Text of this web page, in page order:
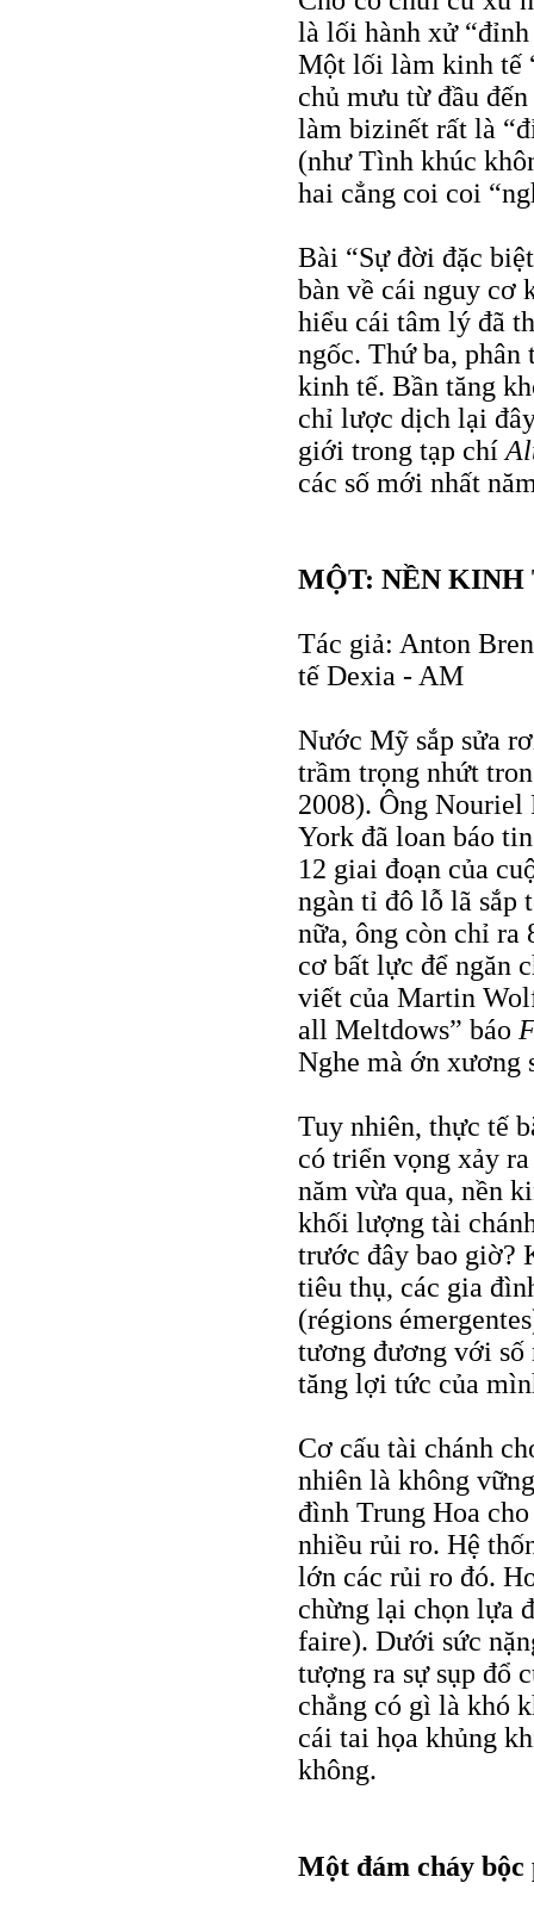
là lối hành xử
Một lối làm kinh tế
chủ mưu từ đầu
làm bizinết rất là
(như Tình khúc
hai cẳng coi coi
Bài “Sự đời đặc
bàn về cái nguy cơ
hiểu cái tâm lý đã
ngốc. Thứ ba,
kinh tế. Bần tăng
chỉ lược dịch lại
giới trong tạp chí
các số mới nhất
MỘT: NỀN KINH
Tác giả: Anton
tế Dexia - AM
Nước Mỹ sắp sửa
trầm trọng nhứt
2008). Ông
York đã loan báo
12 giai đoạn của
ngàn tỉ đô lỗ lã sắp
nữa, ông còn chỉ
cơ bất lực để ngăn
viết của Martin
all Meltdows” báo
Nghe mà ớn xương
Tuy nhiên, thực tế
có triển vọng xảy
năm vừa qua, nền
khối lượng tài
trước đây bao giờ?
tiêu thụ, các gia
(régions
tương đương với số
tăng lợi tức của
Cơ cấu tài chánh
nhiên là không
đình Trung Hoa
nhiều rủi ro. Hệ
lớn các rủi ro đó.
chừng lại chọn lựa
faire). Dưới sức
tượng ra sự sụp đổ
chẳng có gì là khó
cái tai họa khủng
không.
Một đám cháy bộc